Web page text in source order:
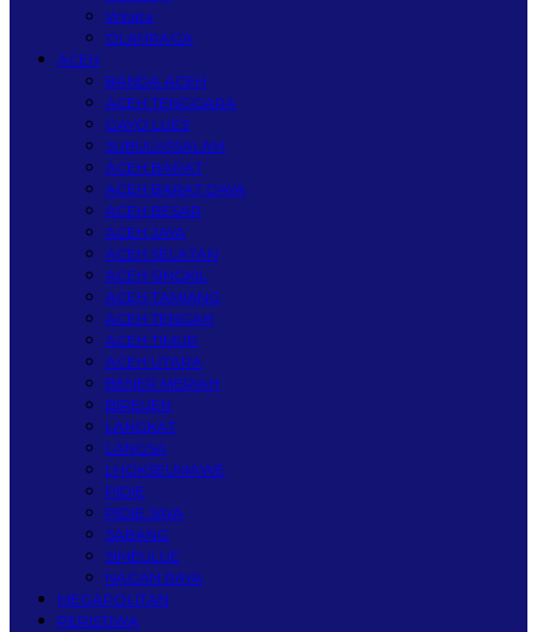
Wisata
OLAHRAGA
ACEH
BANDA ACEH
ACEH TENGGARA
GAYO LUES
SUBULUSSALAM
ACEH BARAT
ACEH BARAT DAYA
ACEH BESAR
ACEH JAYA
ACEH SELATAN
ACEH SINGKIL
ACEH TAMIANG
ACEH TENGAH
ACEH TIMUR
ACEH UTARA
BENER MERIAH
BIREUEN
LANGKAT
LANGSA
LHOKSEUMAWE
PIDIE
PIDIE JAYA
SABANG
SIMEULUE
NAGAN RAYA
MEGAPOLITAN
PERISTIWA